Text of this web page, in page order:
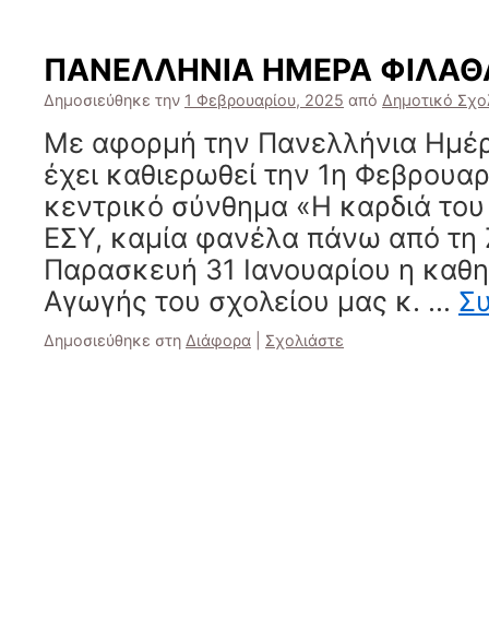
ΠΑΝΕΛΛΗΝΙΑ ΗΜΕΡΑ
Δημοσιεύθηκε την 1 Φεβρουαρίου, 2025 από Δημοτικό
Με αφορμή την Πανελλήνια
έχει καθιερωθεί την 1η
κεντρικό σύνθημα «Η καρδιά του
ΕΣΥ, καμία φανέλα πάνω από τη
Παρασκευή 31 Ιανουαρίου η
Αγωγής του σχολείου μας κ. …
Δημοσιεύθηκε στη Διάφορα Σχολιάστε